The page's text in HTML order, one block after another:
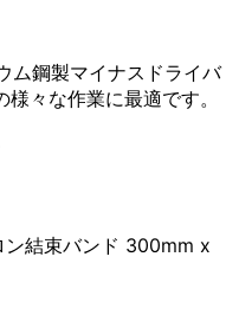
ム鋼製マイナスドライバ
々な作業に最適です。
ン結束バンド 300mm x